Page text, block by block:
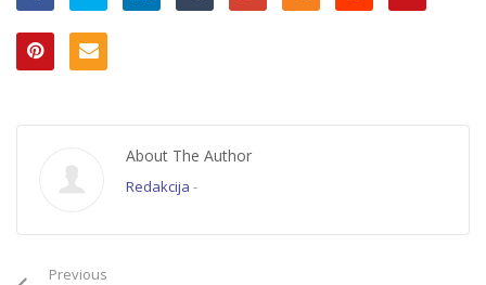
About The Author
Redakcija -
Previous